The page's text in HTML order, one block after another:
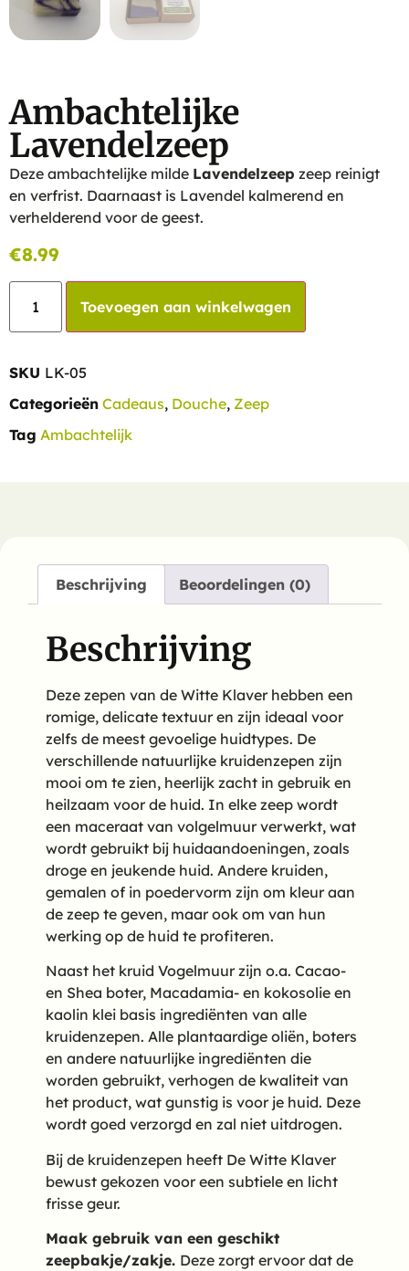
Ambachtelijke
Lavendelzeep
Deze ambachtelijke milde Lavendelzeep zeep reinigt
en verfrist. Daarnaast is Lavendel kalmerend en
verhelderend voor de geest.
€8.99
Toevoegen aan winkelwagen
SKU LK-05
Categorieën Cadeaus, Douche, Zeep
Tag Ambachtelijk
Beschrijving Beoordelingen (0)
Beschrijving
Deze zepen van de Witte Klaver hebben een
romige, delicate textuur en zijn ideaal voor
zelfs de meest gevoelige huidtypes. De
verschillende natuurlijke kruidenzepen zijn
mooi om te zien, heerlijk zacht in gebruik en
heilzaam voor de huid. In elke zeep wordt
een maceraat van volgelmuur verwerkt, wat
wordt gebruikt bij huidaandoeningen, zoals
droge en jeukende huid. Andere kruiden,
gemalen of in poedervorm zijn om kleur aan
de zeep te geven, maar ook om van hun
werking op de huid te profiteren.
Naast het kruid Vogelmuur zijn o.a. Cacao-
en Shea boter, Macadamia- en kokosolie en
kaolin klei basis ingrediënten van alle
kruidenzepen. Alle plantaardige oliën, boters
en andere natuurlijke ingrediënten die
worden gebruikt, verhogen de kwaliteit van
het product, wat gunstig is voor je huid. Deze
wordt goed verzorgd en zal niet uitdrogen.
Bij de kruidenzepen heeft De Witte Klaver
bewust gekozen voor een subtiele en licht
frisse geur.
Maak gebruik van een geschikt
zeepbakje/zakje. Deze zorgt ervoor dat de